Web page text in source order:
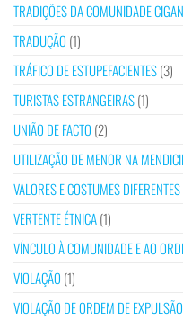
TRADIÇÕES DA COMUNIDADE
TRADUÇÃO (1)
TRÁFICO DE ESTUPEFACIENTES(3)
TURISTAS ESTRANGEIRAS(1)
UNIÃO DE FACTO (2)
UTILIZAÇÃO DE MENOR NA
VALORES E COSTUMES DIFERENTES
VERTENTE ÉTNICA(1)
VÍNCULO À COMUNIDADE E AO
VIOLAÇÃO (1)
VIOLAÇÃO DE ORDEM DE EXPULSÃO